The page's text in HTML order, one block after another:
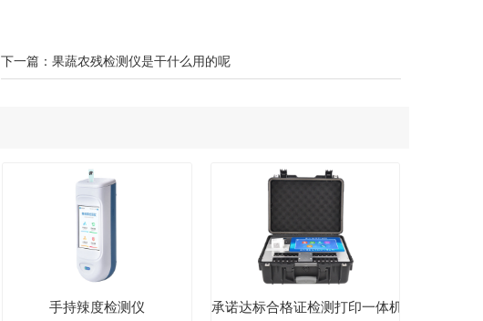
下一篇：果蔬农残检测仪是干什么用的呢
手持辣度检测仪 承诺达标合格证检测打印一体机